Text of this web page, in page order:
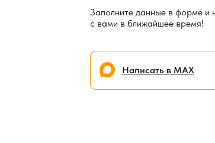
Заполните данные в форме и
с вами в ближайшее время!
Написать в МАХ